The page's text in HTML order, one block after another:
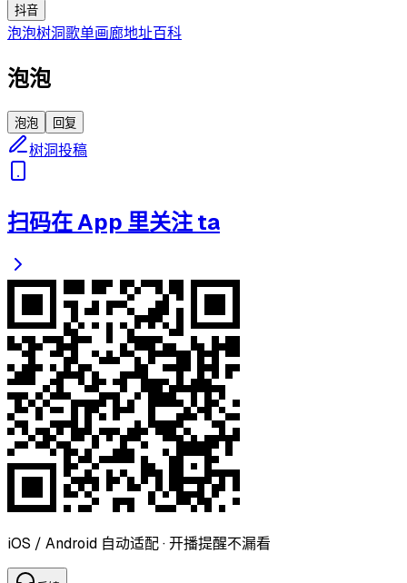
抖音
泡泡树洞歌单画廊地址百科
泡泡
泡泡 回复
树洞投稿
扫码在 App 里关注 ta
iOS / Android 自动适配 · 开播提醒不漏看